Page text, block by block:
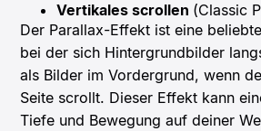
Vertikales scrollen (Classic
Der Parallax-Effekt ist eine
bei der sich Hintergrundbilder
als Bilder im Vordergrund, wenn
Seite scrollt. Dieser Effekt kann
Tiefe und Bewegung auf deiner